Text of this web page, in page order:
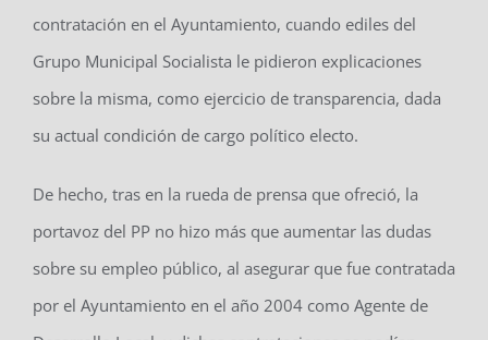
contratación en el Ayuntamiento, cuando ediles del
Grupo Municipal Socialista le pidieron explicaciones
sobre la misma, como ejercicio de transparencia, dada
su actual condición de cargo político electo.
De hecho, tras en la rueda de prensa que ofreció, la
portavoz del PP no hizo más que aumentar las dudas
sobre su empleo público, al asegurar que fue contratada
por el Ayuntamiento en el año 2004 como Agente de